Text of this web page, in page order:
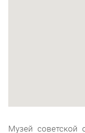
Музей советской